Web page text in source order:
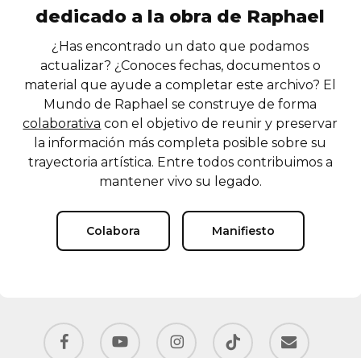
dedicado a la obra de Raphael
¿Has encontrado un dato que podamos
actualizar? ¿Conoces fechas, documentos o
material que ayude a completar este archivo? El
Mundo de Raphael se construye de forma
colaborativa con el objetivo de reunir y preservar
la información más completa posible sobre su
trayectoria artística. Entre todos contribuimos a
mantener vivo su legado.
Colabora Manifiesto
facebook youtube instagram tiktok email